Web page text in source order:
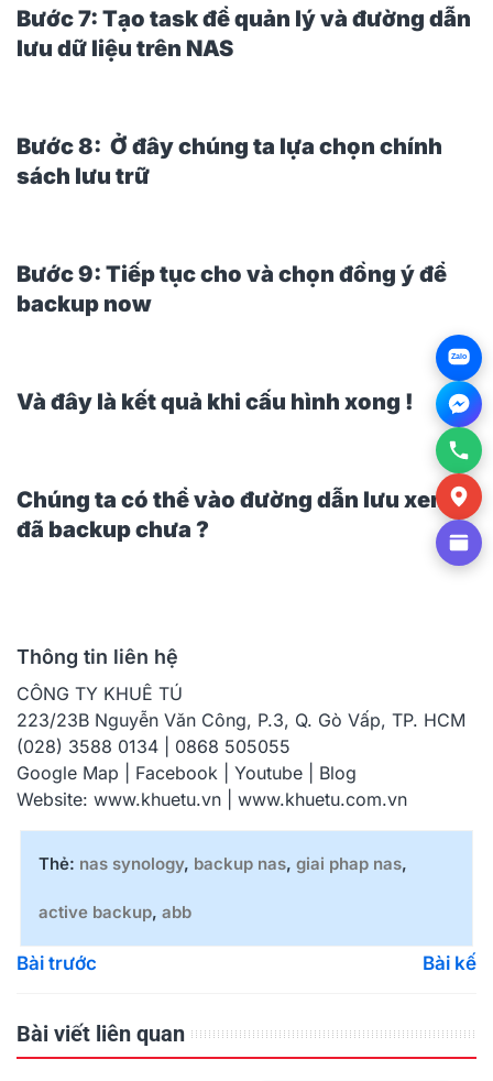
Bước 7: Tạo task để quản lý và đường dẫn
lưu dữ liệu trên NAS
Bước 8: Ở đây chúng ta lựa chọn chính
sách lưu trữ
Bước 9: Tiếp tục cho và chọn đồng ý để
backup now
Và đây là kết quả khi cấu hình xong !
Chúng ta có thể vào đường dẫn lưu xem
đã backup chưa ?
Thông tin liên hệ
CÔNG TY KHUÊ TÚ
223/23B Nguyễn Văn Công, P.3, Q. Gò Vấp, TP. HCM
(028) 3588 0134 | 0868 505055
Google Map
Facebook Youtube
Blog
Website: www.khuetu.vn www.khuetu.com.vn
Thẻ: nas synology, backup nas, giai phap nas,
active backup, abb
Bài trước Bài kế
Bài viết liên quan
Zalo